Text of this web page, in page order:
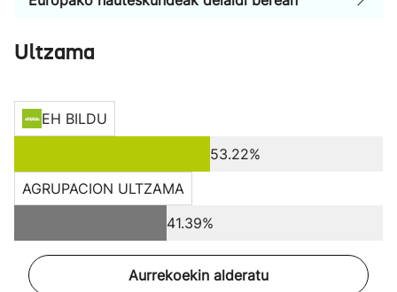
Ultzama
EH BILDU
53.22%
AGRUPACION ULTZAMA
41.39%
Aurrekoekin alderatu